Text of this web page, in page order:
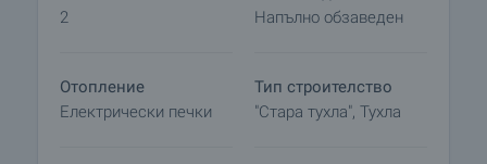
2
Напълно обзаведен
Отопление
Електрически печки
Тип строителство
"Стара тухла", Тухла